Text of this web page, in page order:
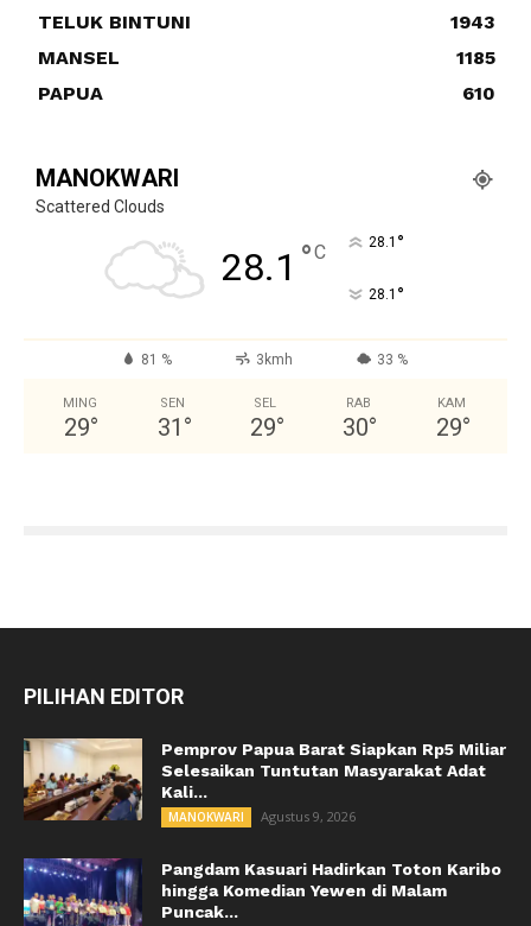
TELUK BINTUNI
1943
MANSEL
1185
PAPUA
610
MANOKWARI
Scattered Clouds
28.1 °C 28.1 °
28.1 °
81 % 3kmh 33 %
MING
29°
SEN
31 °
SEL
29°
RAB
30°
KAM
29°
PILIHAN EDITOR
Pemprov Papua Barat Siapkan Rp5 Miliar
Selesaikan Tuntutan Masyarakat Adat
Kali...
MANOKWARI Agustus 9, 2026
Pangdam Kasuari Hadirkan Toton Karibo
hingga Komedian Yewen di Malam
Puncak...